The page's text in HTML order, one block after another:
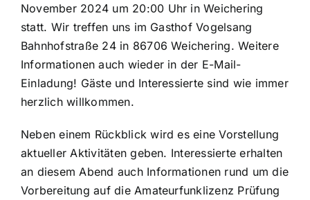
November 2024 um 20:00 Uhr in Weichering
statt. Wir treffen uns im Gasthof Vogelsang
Bahnhofstraße 24 in 86706 Weichering. Weitere
Informationen auch wieder in der E-Mail-
Einladung! Gäste und Interessierte sind wie immer
herzlich willkommen.
Neben einem Rückblick wird es eine Vorstellung
aktueller Aktivitäten geben. Interessierte erhalten
an diesem Abend auch Informationen rund um die
Vorbereitung auf die Amateurfunklizenz Prüfung